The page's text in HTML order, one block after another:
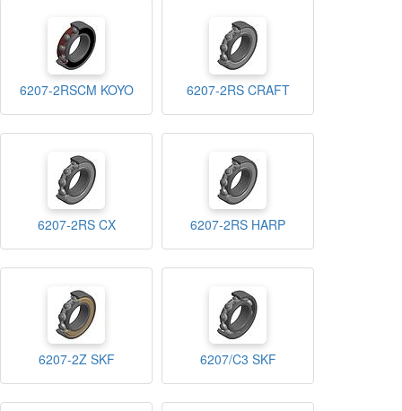
6207-2RSCM KOYO 6207-2RS CRAFT
6207-2RS CX 6207-2RS HARP
6207-2Z SKF 6207/C3 SKF